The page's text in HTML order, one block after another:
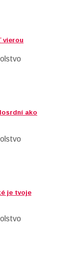
vierou
ako
je tvoje